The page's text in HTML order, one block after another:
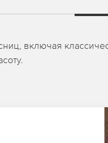
включая